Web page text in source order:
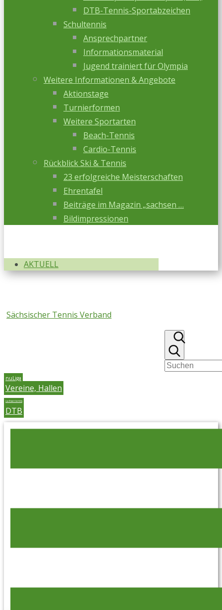
DTB-Tennis-Sportabzeichen
Schultennis
Ansprechpartner
Informationsmaterial
Jugend trainiert für Olympia
Weitere Informationen & Angebote
Aktionstage
Turnierformen
Weitere Sportarten
Beach-Tennis
Cardio-Tennis
Rückblick Ski & Tennis
23 erfolgreiche Meisterschaften
Ehrentafel
Beiträge im Magazin „sachsen …
Bildimpressionen
AKTUELL
Sächsischer Tennis Verband
nuLiga
Vereine, Hallen
sachsen tennis
DTB